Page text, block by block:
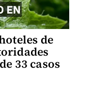
de
33 casos